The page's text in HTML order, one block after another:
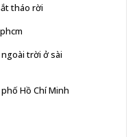
tháo rời
trời ở sài
Hồ Chí Minh